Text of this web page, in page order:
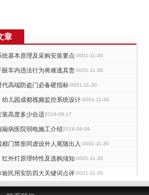
章
统基本原理及采购安装要点-0001-11-30
眼车内违法行为将难逃其责-0001-11-30
代高端防盗门必备硬指标-0001-11-30
幼儿园成都视频监控系统设计-0001-11-30
装高度多少合适2018-09-17
痫病医院弱电施工介绍2018-08-09
都门禁形同虚设外人尾随出入-0001-11-30
红外灯原理特性及选购须知-0001-11-30
验民用安防四大关键词点评-0001-11-30
求进一步提升全程监控守护-0001-11-30